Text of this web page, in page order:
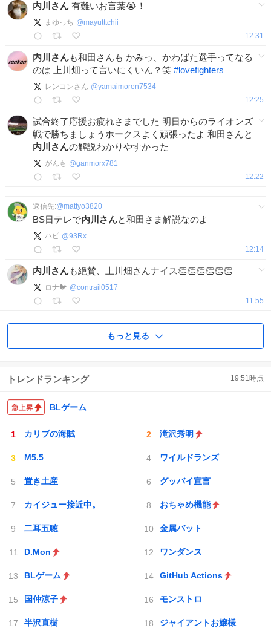
内川さん 有難いお言葉😭！
まゆっち @mayutttchii
12:31
内川さんも和田さんも かみっ、かわばた選手ってなる
のは 上川畑って言いにくいん？笑 #lovefighters
レンコンさん @yamaimoren7534
12:25
試合終了応援お疲れさまでした 明日からのライオンズ
戦で勝ちましょうホークスよく頑張ったよ 和田さんと
内川さんの解説わかりやすかった
がんも @ganmorx781
12:22
返信先:@mattyo3820
BS日テレで内川さんと和田さま解説なのよ
ハピ @93Rx
12:14
内川さんも絶賛、上川畑さんナイス👏👏👏👏👏👏
ロナ🐦 @contrail0517
11:55
もっと見る
トレンドランキング 19:51時点
BLゲーム
カリブの海賊 滝沢秀明
M5.5 ワイルドランズ
置き土産 グッバイ宣言
カイジュー接近中。 おちゃめ機能
二耳五聴 金属バット
D.Mon ワンダンス
BLゲーム GitHub Actions
国仲涼子 モンストロ
半沢直樹 ジャイアントお嬢様